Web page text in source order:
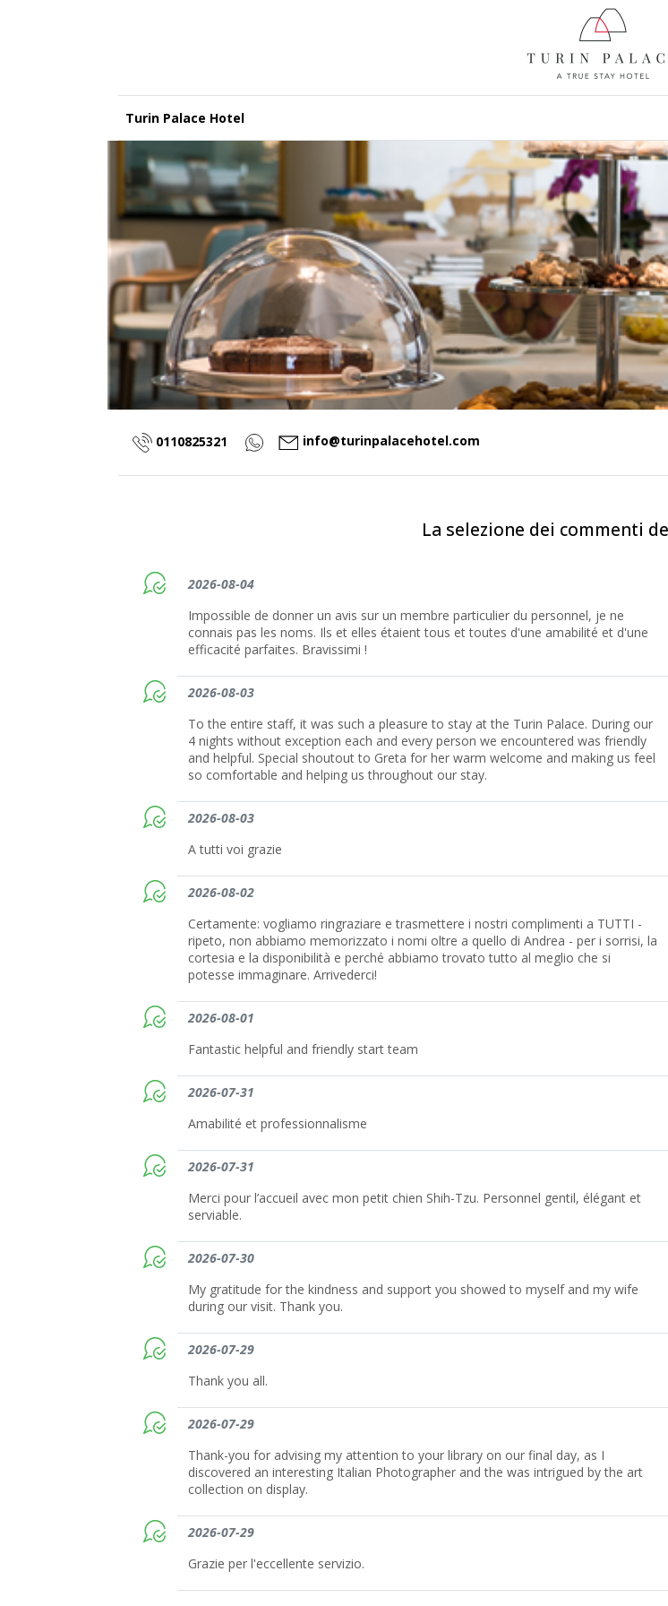
Turin Palace Hotel
0110825321 info@turinpalacehotel.com
La selezione dei commenti
2026-08-04
Impossible de donner un avis sur un membre particulier du personnel, je ne
connais pas les noms. Ils et elles étaient tous et toutes d'une amabilité et d'une
efficacité parfaites. Bravissimi !
2026-08-03
To the entire staff, it was such a pleasure to stay at the Turin Palace. During our
4 nights without exception each and every person we encountered was friendly
and helpful. Special shoutout to Greta for her warm welcome and making us feel
so comfortable and helping us throughout our stay.
2026-08-03
A tutti voi grazie
2026-08-02
Certamente: vogliamo ringraziare e trasmettere i nostri complimenti a TUTTI -
ripeto, non abbiamo memorizzato i nomi oltre a quello di Andrea - per i sorrisi, la
cortesia e la disponibilità e perché abbiamo trovato tutto al meglio che si
potesse immaginare. Arrivederci!
2026-08-01
Fantastic helpful and friendly start team
2026-07-31
Amabilité et professionnalisme
2026-07-31
Merci pour l’accueil avec mon petit chien Shih-Tzu. Personnel gentil, élégant et
serviable.
2026-07-30
My gratitude for the kindness and support you showed to myself and my wife
during our visit. Thank you.
2026-07-29
Thank you all.
2026-07-29
Thank-you for advising my attention to your library on our final day, as I
discovered an interesting Italian Photographer and the was intrigued by the art
collection on display.
2026-07-29
Grazie per l'eccellente servizio.